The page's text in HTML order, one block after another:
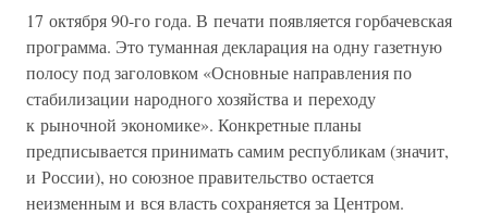
17 октября 90-го года. В печати появляется горбачевская
программа. Это туманная декларация на одну газетную
полосу под заголовком «Основные направления по
стабилизации народного хозяйства и переходу
к рыночной экономике». Конкретные планы
предписывается принимать самим республикам (значит,
и России), но союзное правительство остается
неизменным и вся власть сохраняется за Центром.